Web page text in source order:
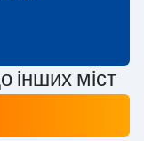
інших міст